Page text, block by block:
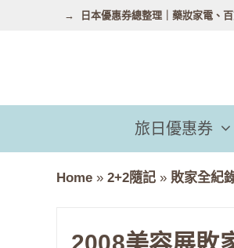
容
日本優惠券總整理｜藥妝家電、
旅日優惠券
Home » 2+2隨記 » 敗家全紀